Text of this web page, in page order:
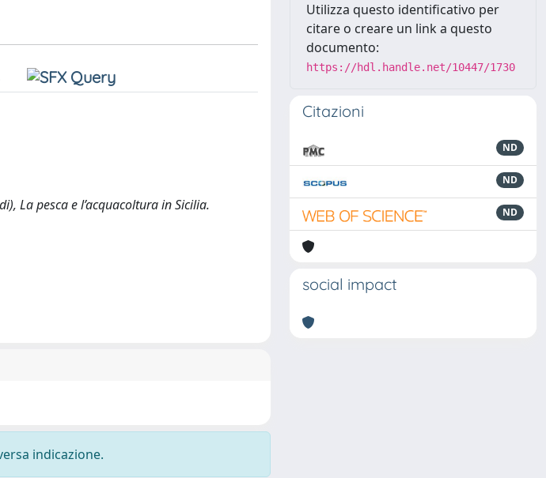
La pesca e l’acquacoltura in Sicilia.
indicazione.
Utilizza questo identificativo per
citare o creare un link a questo
documento:
https://hdl.handle.net/10447/1730
Citazioni
ND
ND
ND
social impact